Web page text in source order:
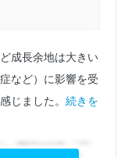
成長余地は大きい
など）に影響を受
じました。 続きを